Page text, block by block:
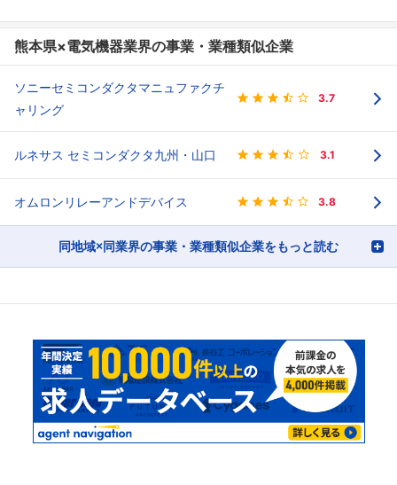
熊本県×電気機器業界の事業・業種類似企業
ソニーセミコンダクタマニュファクチ
ャリング
3.7
ルネサス セミコンダクタ九州・山口 3.1
オムロンリレーアンドデバイス 3.8
同地域×同業界の事業・業種類似企業をもっと読む